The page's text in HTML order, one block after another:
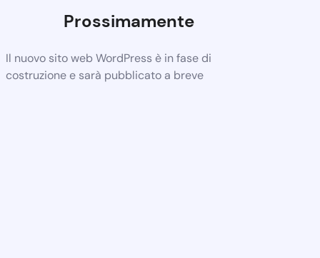
Prossimamente
Il nuovo sito web WordPress è in fase di
costruzione e sarà pubblicato a breve